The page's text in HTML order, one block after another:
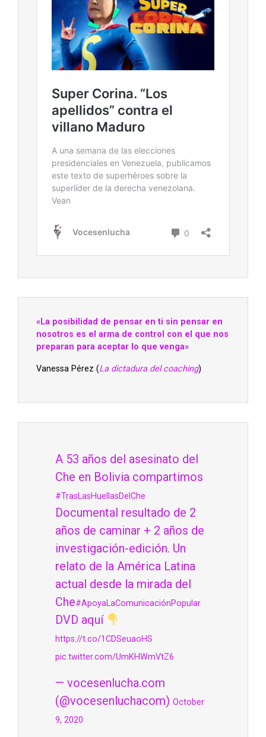
«La posibilidad de pensar en ti sin pensar en
nosotros es el arma de control con el que nos
preparan para aceptar lo que venga»
Vanessa Pérez (La dictadura del coaching)
A 53 años del asesinato del
Che en Bolivia compartimos
#TrasLasHuellasDelChe
Documental resultado de 2
años de caminar + 2 años de
investigación-edición. Un
relato de la América Latina
actual desde la mirada del
Che#ApoyaLaComunicaciónPopular
DVD aquí
https://t.co/1CDSeuaoHS
pic.twitter.com/UmKHWmVtZ6
— vocesenlucha.com
(@vocesenluchacom) October
9, 2020